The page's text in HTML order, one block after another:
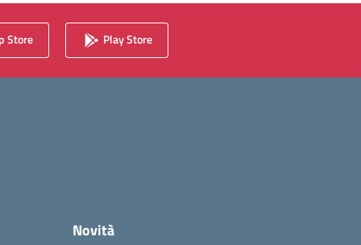
Store Play Store
Novità